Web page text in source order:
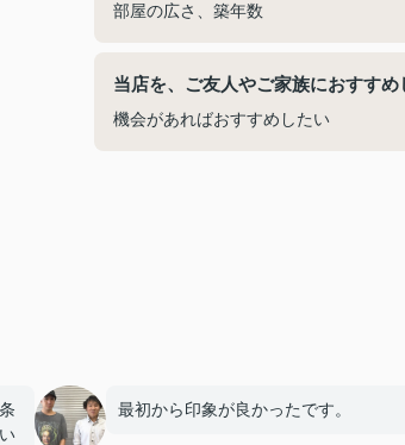
部屋の広さ、築年数
当店を、ご友人やご家族におすすめ
機会があればおすすめしたい
最初から印象が良かったです。